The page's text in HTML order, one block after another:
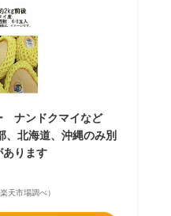
ナンドクマイなど
北海道、沖縄のみ別
あります
天市場調べ）